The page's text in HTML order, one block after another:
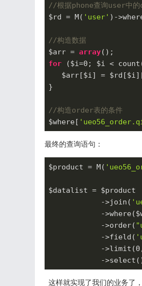
//根据phone查询user中
$rd = M( 'user' )-
//构造数据
$arr = array
for ($i=0 ; $i <
$arr[$i] =
}
//构造order表的条件
$where[
最终的查询语句：
$product = M(
$datalist = $product
            ->join(
-
            ->order(
            ->field(
            ->limit(
0
-
这样就实现了我们的业务了